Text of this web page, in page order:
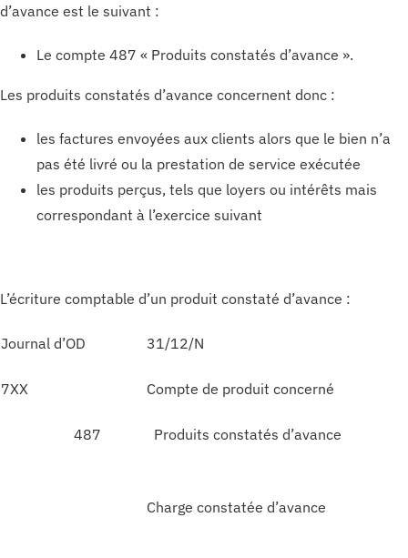
d’avance est le suivant :
Le compte 487 « Produits constatés d’avance ».
Les produits constatés d’avance concernent donc :
les factures envoyées aux clients alors que le bien n’a
pas été livré ou la prestation de service exécutée
les produits perçus, tels que loyers ou intérêts mais
correspondant à l’exercice suivant
L’écriture comptable d’un produit constaté d’avance :
Journal d’OD 31/12/N
7XX Compte de produit concerné
487 Produits constatés d’avance
Charge constatée d’avance